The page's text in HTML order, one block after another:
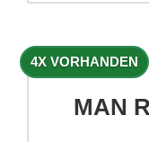
4X VORHANDEN
MAN